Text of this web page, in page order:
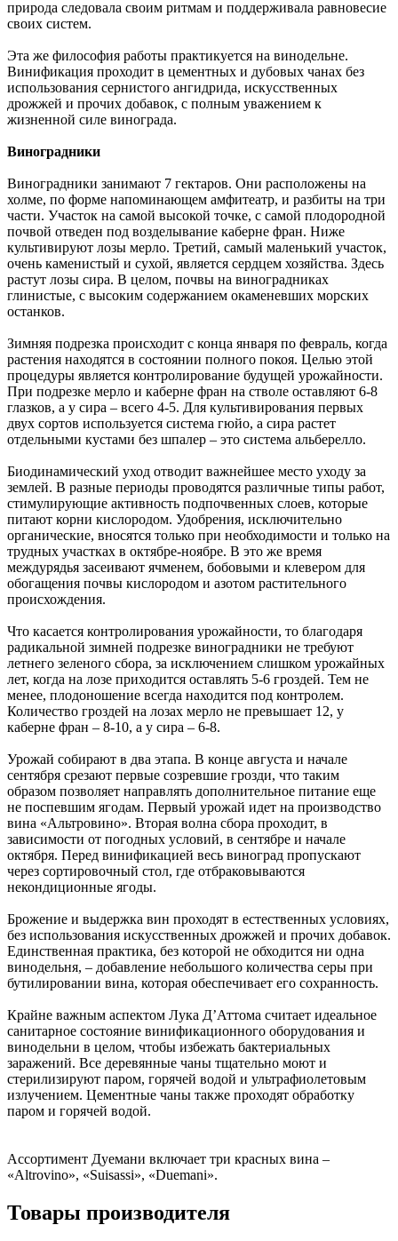
природа следовала своим ритмам и поддерживала равновесие
своих систем.
Эта же философия работы практикуется на винодельне.
Винификация проходит в цементных и дубовых чанах без
использования сернистого ангидрида, искусственных
дрожжей и прочих добавок, с полным уважением к
жизненной силе винограда.
Виноградники
Виноградники занимают 7 гектаров. Они расположены на
холме, по форме напоминающем амфитеатр, и разбиты на три
части. Участок на самой высокой точке, с самой плодородной
почвой отведен под возделывание каберне фран. Ниже
культивируют лозы мерло. Третий, самый маленький участок,
очень каменистый и сухой, является сердцем хозяйства. Здесь
растут лозы сира. В целом, почвы на виноградниках
глинистые, с высоким содержанием окаменевших морских
останков.
Зимняя подрезка происходит с конца января по февраль, когда
растения находятся в состоянии полного покоя. Целью этой
процедуры является контролирование будущей урожайности.
При подрезке мерло и каберне фран на стволе оставляют 6-8
глазков, а у сира – всего 4-5. Для культивирования первых
двух сортов используется система гюйо, а сира растет
отдельными кустами без шпалер – это система альберелло.
Биодинамический уход отводит важнейшее место уходу за
землей. В разные периоды проводятся различные типы работ,
стимулирующие активность подпочвенных слоев, которые
питают корни кислородом. Удобрения, исключительно
органические, вносятся только при необходимости и только на
трудных участках в октябре-ноябре. В это же время
междурядья засеивают ячменем, бобовыми и клевером для
обогащения почвы кислородом и азотом растительного
происхождения.
Что касается контролирования урожайности, то благодаря
радикальной зимней подрезке виноградники не требуют
летнего зеленого сбора, за исключением слишком урожайных
лет, когда на лозе приходится оставлять 5-6 гроздей. Тем не
менее, плодоношение всегда находится под контролем.
Количество гроздей на лозах мерло не превышает 12, у
каберне фран – 8-10, а у сира – 6-8.
Урожай собирают в два этапа. В конце августа и начале
сентября срезают первые созревшие грозди, что таким
образом позволяет направлять дополнительное питание еще
не поспевшим ягодам. Первый урожай идет на производство
вина «Альтровино». Вторая волна сбора проходит, в
зависимости от погодных условий, в сентябре и начале
октября. Перед винификацией весь виноград пропускают
через сортировочный стол, где отбраковываются
некондиционные ягоды.
Брожение и выдержка вин проходят в естественных условиях,
без использования искусственных дрожжей и прочих добавок.
Единственная практика, без которой не обходится ни одна
винодельня, – добавление небольшого количества серы при
бутилировании вина, которая обеспечивает его сохранность.
Крайне важным аспектом Лука Д’Аттома считает идеальное
санитарное состояние винификационного оборудования и
винодельни в целом, чтобы избежать бактериальных
заражений. Все деревянные чаны тщательно моют и
стерилизируют паром, горячей водой и ультрафиолетовым
излучением. Цементные чаны также проходят обработку
паром и горячей водой.
Ассортимент Дуемани включает три красных вина –
«Altrovino», «Suisassi», «Duemani».
Товары производителя